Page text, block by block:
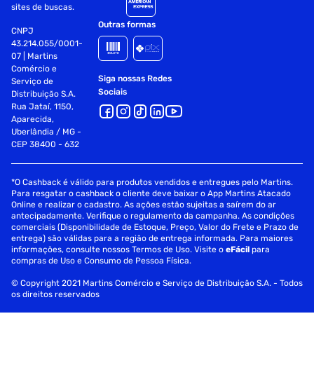
sites de buscas.
CNPJ
43.214.055/0001-
07 | Martins
Comércio e
Serviço de
Distribuição S.A.
Rua Jataí, 1150,
Aparecida,
Uberlândia / MG -
CEP 38400 - 632
Outras formas
Siga nossas Redes
Sociais
*O Cashback é válido para produtos vendidos e entregues pelo Martins.
Para resgatar o cashback o cliente deve baixar o App Martins Atacado
Online e realizar o cadastro. As ações estão sujeitas a saírem do ar
antecipadamente. Verifique o regulamento da campanha. As condições
comerciais (Disponibilidade de Estoque, Preço, Valor do Frete e Prazo de
entrega) são válidas para a região de entrega informada. Para maiores
informações, consulte nossos Termos de Uso. Visite oeFácil para
compras de Uso e Consumo de Pessoa Física.
© Copyright 2021 Martins Comércio e Serviço de Distribuição S.A. - Todos
os direitos reservados